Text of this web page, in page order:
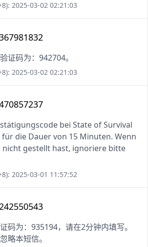
2025-03-02 02:21:03
证码为：942704。
2025-03-02 02:21:03
bei State of Survival
die Dauer von 15 Minuten. Wenn
nicht gestellt hast, ignoriere bitte
2025-03-01 11:57:52
码为：935194，请在2分钟内填写。
略本短信。